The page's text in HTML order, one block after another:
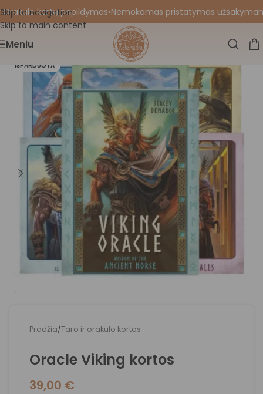
Skip to navigation
Skip to main content
kortų papildymas•Nemokamas pristatymas
Meniu
IŠPARDUOTA
Pradžia/Taro ir orakulo kortos
Oracle Viking kortos
39,00 €